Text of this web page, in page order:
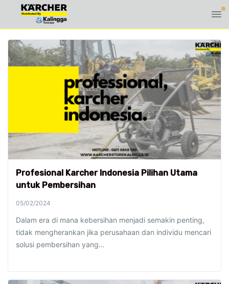
Profesional Karcher Indonesia Pilihan Utama
untuk Pembersihan
05/02/2024
Dalam era di mana kebersihan menjadi semakin penting,
tidak mengherankan jika perusahaan dan individu mencari
solusi pembersihan yang…